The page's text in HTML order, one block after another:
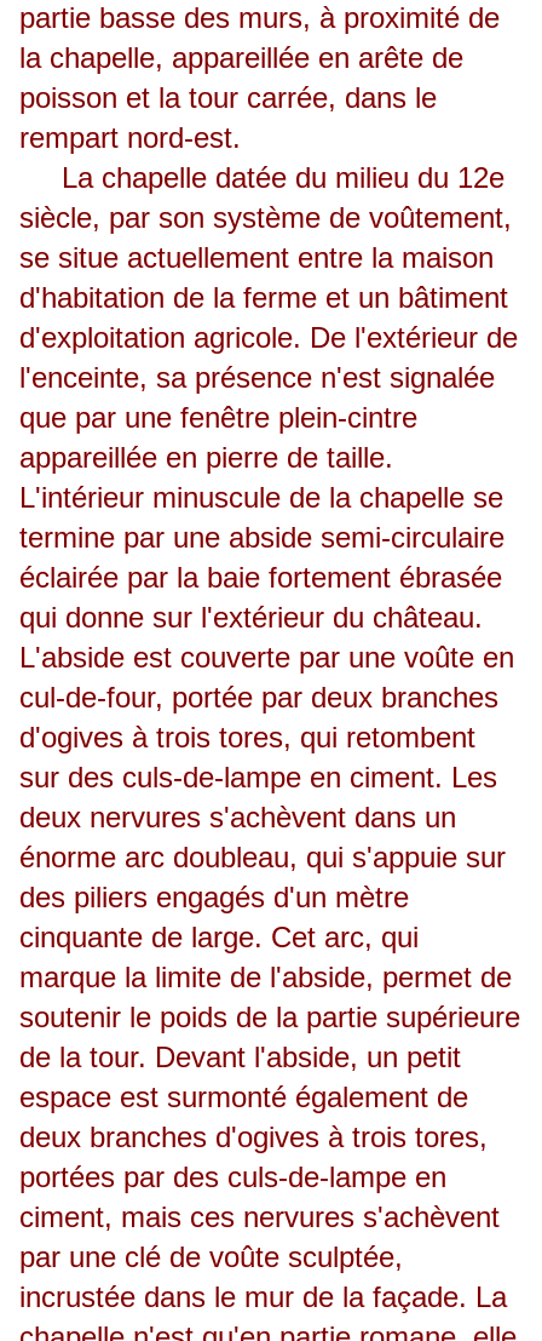
partie basse des murs, à proximité de
la chapelle, appareillée en arête de
poisson et la tour carrée, dans le
rempart nord-est.
La chapelle datée du milieu du 12e
siècle, par son système de voûtement,
se situe actuellement entre la maison
d'habitation de la ferme et un bâtiment
d'exploitation agricole. De l'extérieur de
l'enceinte, sa présence n'est signalée
que par une fenêtre plein-cintre
appareillée en pierre de taille.
L'intérieur minuscule de la chapelle se
termine par une abside semi-circulaire
éclairée par la baie fortement ébrasée
qui donne sur l'extérieur du château.
L'abside est couverte par une voûte en
cul-de-four, portée par deux branches
d'ogives à trois tores, qui retombent
sur des culs-de-lampe en ciment. Les
deux nervures s'achèvent dans un
énorme arc doubleau, qui s'appuie sur
des piliers engagés d'un mètre
cinquante de large. Cet arc, qui
marque la limite de l'abside, permet de
soutenir le poids de la partie supérieure
de la tour. Devant l'abside, un petit
espace est surmonté également de
deux branches d'ogives à trois tores,
portées par des culs-de-lampe en
ciment, mais ces nervures s'achèvent
par une clé de voûte sculptée,
incrustée dans le mur de la façade. La